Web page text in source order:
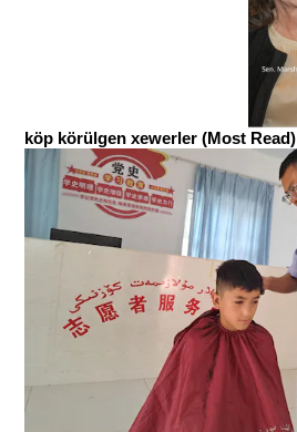
köp körülgen xewerler (Most Read)